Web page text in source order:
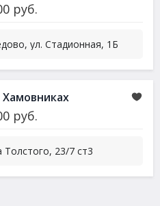
руб.
ул. Стадионная, 1Б
Хамовниках
руб.
Толстого, 23/7 ст3